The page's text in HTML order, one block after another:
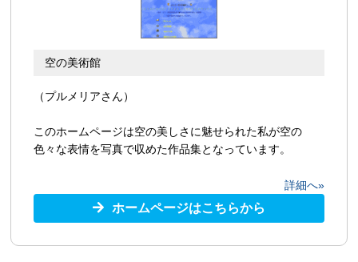
空の美術館
（プルメリアさん）
このホームページは空の美しさに魅せられた私が空の
色々な表情を写真で収めた作品集となっています。
詳細へ»
ホームページはこちらから